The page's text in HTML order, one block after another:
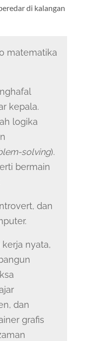
di kalangan
matematika
kepala.
logika
solving).
bermain
dan
nyata,
dan
grafis